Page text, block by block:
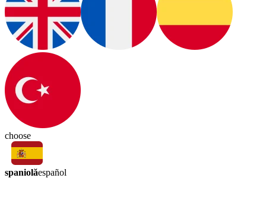
choose
spaniolăespañol